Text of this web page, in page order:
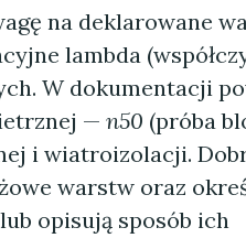
na deklarowane
lambda
W dokumentacji
— n50 (próba
i wiatroizolacji.
warstw oraz
opisują sposób ich